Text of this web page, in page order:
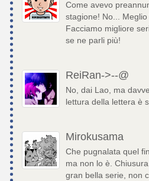
Come avevo
stagione! No...
Facciamo migliore
se ne parli più!
ReiRan->--@
No, dai Lao, ma
lettura della lettera è
Mirokusama
Che pugnalata quel
ma non lo è.
gran bella serie, non